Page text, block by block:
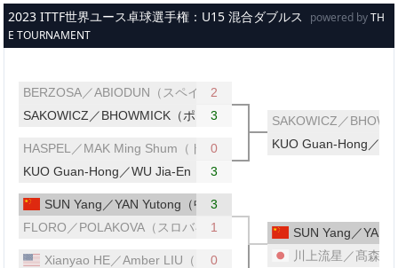
メインコンテンツへスキップ
2023 ITTF世界ユース卓球選手権：U15 混合ダブルス powered byTH
E TOURNAMENT
BERZOSA／ABIODUN（スペイン／ポルトガル）
2
SAKOWICZ／BHOWMICK（ポーランド／インド）
3
HASPEL／MAK Ming Shum（ドイツ／香港）
0
KUO Guan-Hong／WU Jia-En（台湾）
3
SUN Yang／YAN Yutong（中国）
3
FLORO／POLAKOVA（スロバキア／チェコ）
1
Xianyao HE／Amber LIU（アメリカ）
0
SAKOWICZ／
KUO Guan-Hong／
SUN Yang／YAN
川上流星／髙森愛